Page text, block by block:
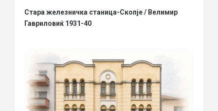
Стара железничка станица-Скопје / Велимир
Гавриловиќ 1931-40